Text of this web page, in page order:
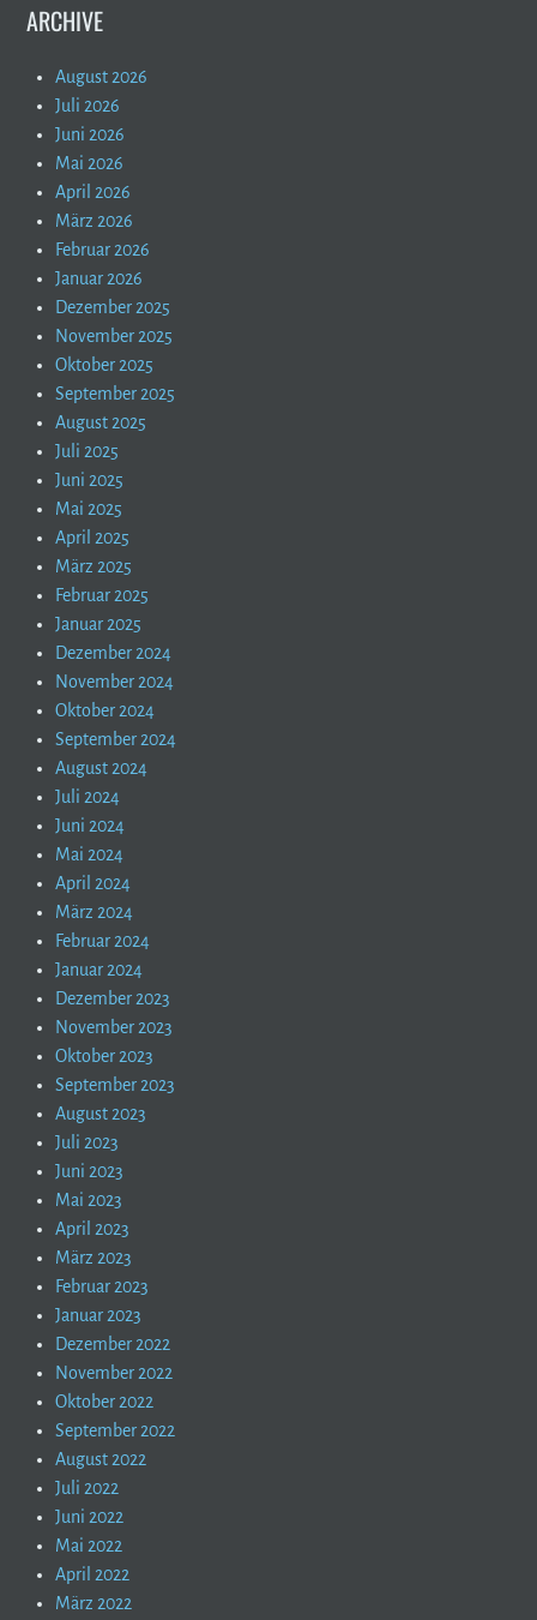
ARCHIVE
August 2026
Juli 2026
Juni 2026
Mai 2026
April 2026
März 2026
Februar 2026
Januar 2026
Dezember 2025
November 2025
Oktober 2025
September 2025
August 2025
Juli 2025
Juni 2025
Mai 2025
April 2025
März 2025
Februar 2025
Januar 2025
Dezember 2024
November 2024
Oktober 2024
September 2024
August 2024
Juli 2024
Juni 2024
Mai 2024
April 2024
März 2024
Februar 2024
Januar 2024
Dezember 2023
November 2023
Oktober 2023
September 2023
August 2023
Juli 2023
Juni 2023
Mai 2023
April 2023
März 2023
Februar 2023
Januar 2023
Dezember 2022
November 2022
Oktober 2022
September 2022
August 2022
Juli 2022
Juni 2022
Mai 2022
April 2022
März 2022